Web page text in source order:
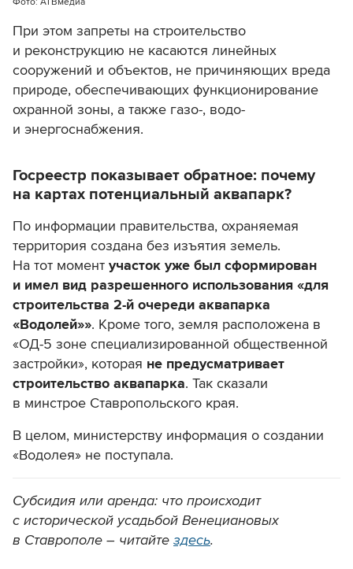
При этом запреты на строительство
и реконструкцию не касаются линейных
сооружений и объектов, не причиняющих вреда
природе, обеспечивающих функционирование
охранной зоны, а также газо-, водо-
и энергоснабжения.
Госреестр показывает обратное: почему
на картах потенциальный аквапарк?
По информации правительства, охраняемая
территория создана без изъятия земель.
На тот момент участок уже был сформирован
и имел вид разрешенного использования «для
строительства 2-й очереди аквапарка
«Водолей»». Кроме того, земля расположена в
«ОД-5 зоне специализированной общественной
застройки», которая не предусматривает
строительство аквапарка. Так сказали
в минстрое Ставропольского края.
В целом, министерству информация о создании
«Водолея» не поступала.
Субсидия или аренда: что происходит
с исторической усадьбой Венециановых
в Ставрополе – читайте здесь.